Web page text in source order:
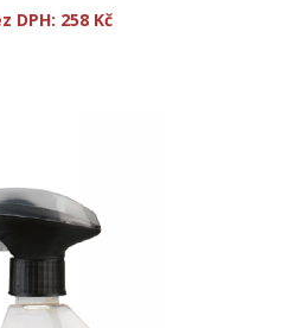
DPH: 258 Kč